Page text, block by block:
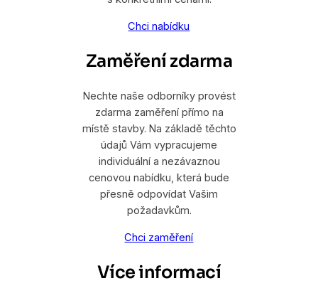
Chci nabídku
Zaměření zdarma
Nechte naše odborníky provést
zdarma zaměření přímo na
místě stavby. Na základě těchto
údajů Vám vypracujeme
individuální a nezávaznou
cenovou nabídku, která bude
přesně odpovídat Vašim
požadavkům.
Chci zaměření
Více informací